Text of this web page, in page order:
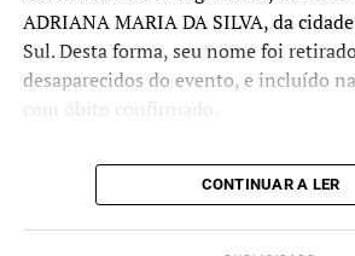
seja, queremos
que precisam
oportunidade”,
Sossella.
ADRIANA MARIA DA SILVA, da
Sul. Desta forma, seu nome foi
desaparecidos do evento, e incluído
com óbito confirmado.
O nome de ADRIANO SANDAOWSKI,
Canoas, foi retirado da lista de pessoas
naquele órgão no final do mês de
CONTINUAR A LER